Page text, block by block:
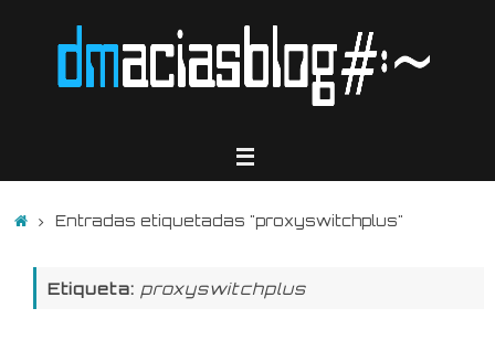
InicioEntradas etiquetadas "proxyswitchplus"
Etiqueta: proxyswitchplus